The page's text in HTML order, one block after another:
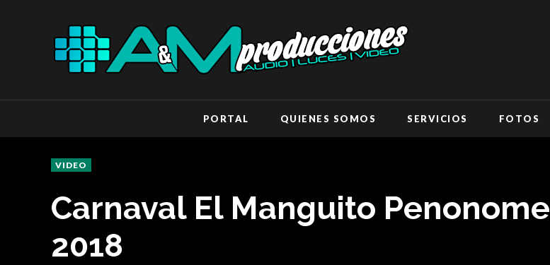
PORTAL QUIENES SOMOS SERVICIOS FOTOS
VIDEO
Carnaval El Manguito Penonome
2018